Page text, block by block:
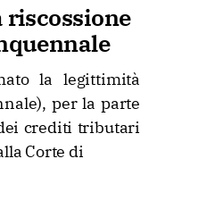
riscossione
la legittimità
per la parte
crediti tributari
Corte di